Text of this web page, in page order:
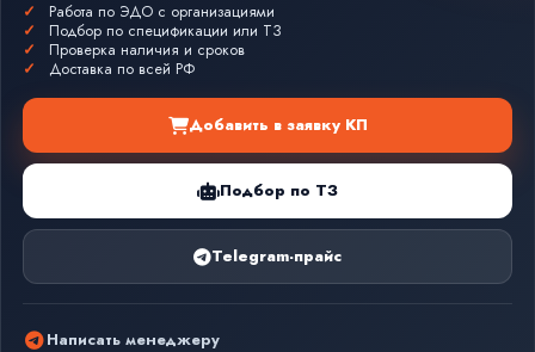
Работа по ЭДО с организациями
Подбор по спецификации или ТЗ
Проверка наличия и сроков
Доставка по всей РФ
Добавить в заявку КП
Подбор по ТЗ
Telegram-прайс
Написать менеджеру